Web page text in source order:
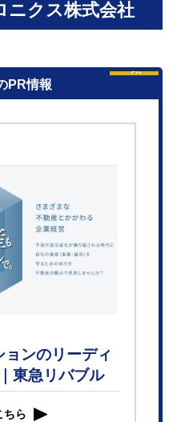
ニクス株式会社
PR情報
PR
ンのリーディ
東急リバブル
ちら